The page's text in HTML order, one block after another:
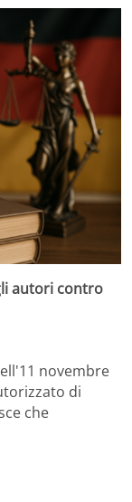
autori contro
novembre
di
che